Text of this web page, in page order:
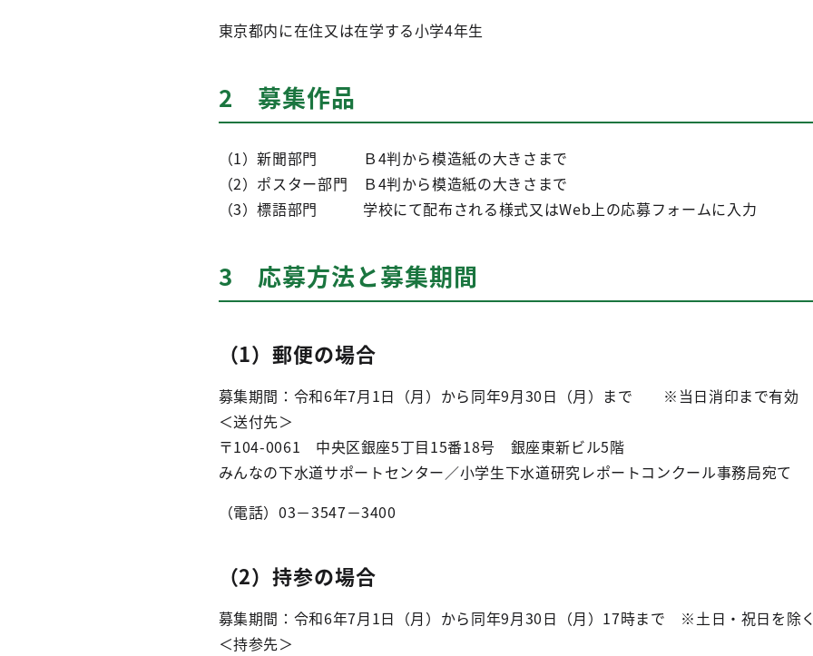
東京都内に在住又は在学する小学4年生
2 募集作品
（1）新聞部門 Ｂ4判から模造紙の大きさまで
（2）ポスター部門 Ｂ4判から模造紙の大きさまで
（3）標語部門 学校にて配布される様式又はWeb上の応募フォームに入力
3 応募方法と募集期間
（1）郵便の場合
募集期間：令和6年7月1日（月）から同年9月30日（月）まで ※当日消印まで有効
＜送付先＞
〒104-0061 中央区銀座5丁目15番18号 銀座東新ビル5階
みんなの下水道サポートセンター／小学生下水道研究レポートコンクール事務局宛て
（電話）03－3547－3400
（2）持参の場合
募集期間：令和6年7月1日（月）から同年9月30日（月）17時まで ※土日・祝日を除
＜持参先＞